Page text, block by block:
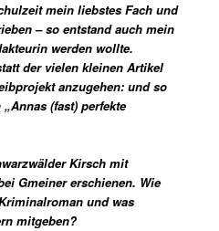
mein liebstes Fach und
– so entstand auch mein
werden wollte.
der vielen kleinen Artikel
anzugehen: und so
(fast) perfekte
Kirsch mit
Gmeiner erschienen. Wie
und was
mitgeben?